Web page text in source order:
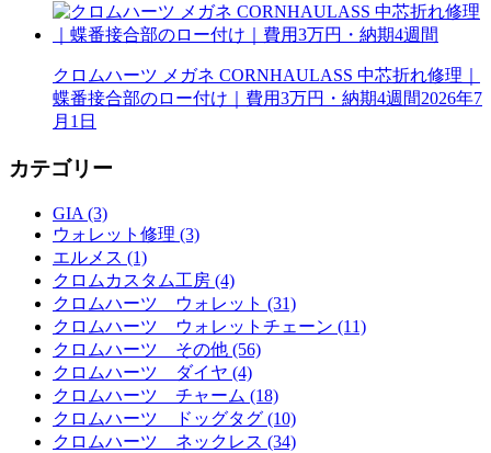
クロムハーツ メガネ CORNHAULASS 中芯折れ修理｜
蝶番接合部のロー付け｜費用3万円・納期4週間2026年7
月1日
カテゴリー
GIA (3)
ウォレット修理 (3)
エルメス (1)
クロムカスタム工房 (4)
クロムハーツ ウォレット (31)
クロムハーツ ウォレットチェーン (11)
クロムハーツ その他 (56)
クロムハーツ ダイヤ (4)
クロムハーツ チャーム (18)
クロムハーツ ドッグタグ (10)
クロムハーツ ネックレス (34)